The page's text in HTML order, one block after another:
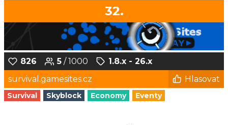
32.
826 5 / 1000
1.8.x - 26.x
survival.gamesites.cz
Hlasovat
Survival Skyblock Economy Eventy